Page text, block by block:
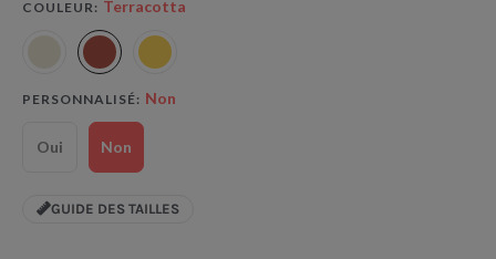
COULEUR Terracotta
PERSONNALISÉ Non
Oui Non
GUIDE DES TAILLES